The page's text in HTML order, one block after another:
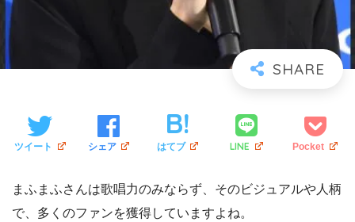
ツイート シェア はてブ LINE Pocket
まふまふさんは歌唱力のみならず、そのビジュアルや人柄
で、多くのファンを獲得していますよね。